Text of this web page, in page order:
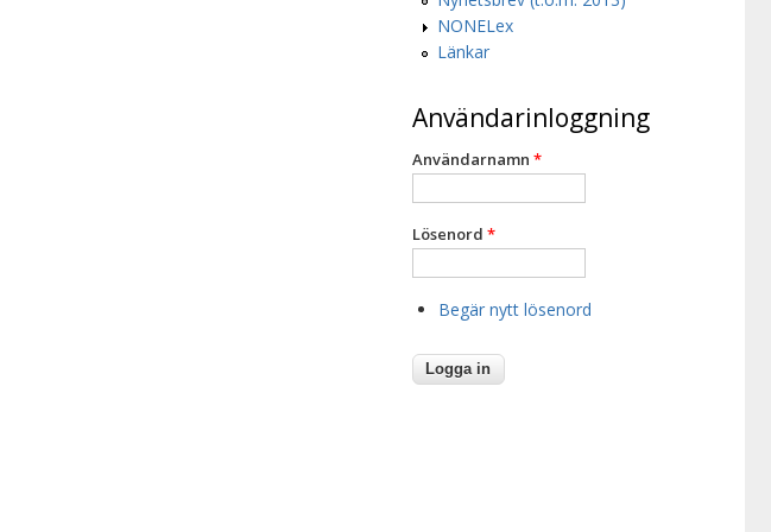
NONELex
Länkar
Användarinloggning
Användarnamn *
Lösenord *
Begär nytt lösenord